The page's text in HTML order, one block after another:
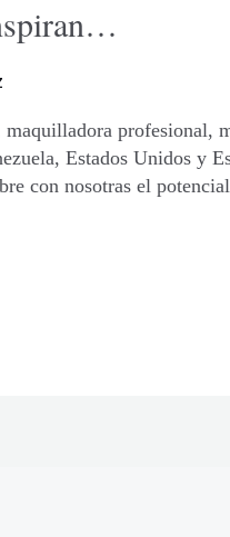
profesional,
Estados Unidos y
con nosotras el